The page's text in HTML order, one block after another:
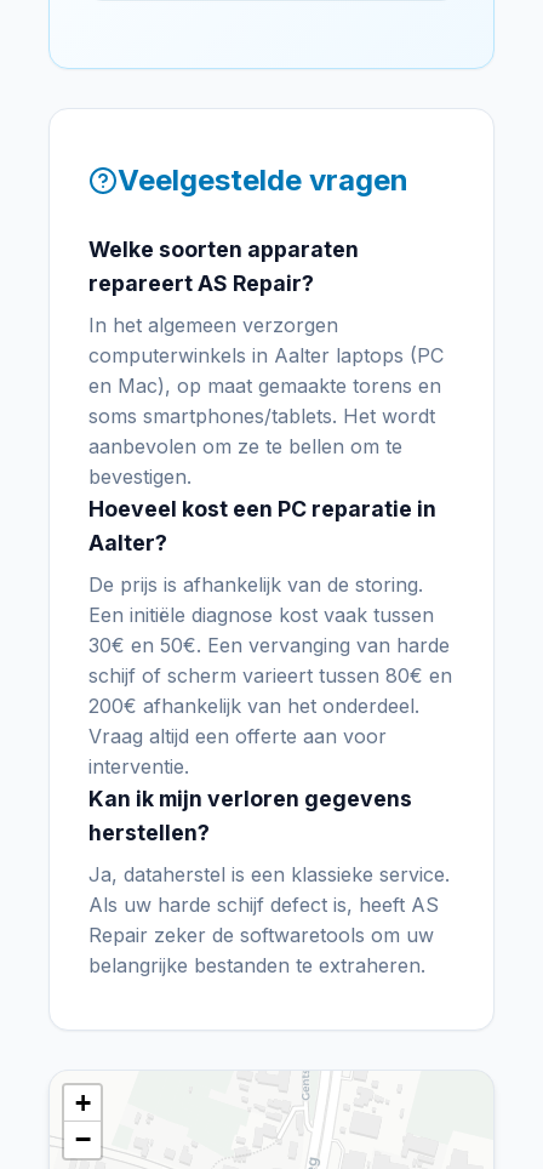
Veelgestelde vragen
Welke soorten apparaten
repareert AS Repair?
In het algemeen verzorgen
computerwinkels in Aalter laptops (PC
en Mac), op maat gemaakte torens en
soms smartphones/tablets. Het wordt
aanbevolen om ze te bellen om te
bevestigen.
Hoeveel kost een PC reparatie in
Aalter?
De prijs is afhankelijk van de storing.
Een initiële diagnose kost vaak tussen
30€ en 50€. Een vervanging van harde
schijf of scherm varieert tussen 80€ en
200€ afhankelijk van het onderdeel.
Vraag altijd een offerte aan voor
interventie.
Kan ik mijn verloren gegevens
herstellen?
Ja, dataherstel is een klassieke service.
Als uw harde schijf defect is, heeft AS
Repair zeker de softwaretools om uw
belangrijke bestanden te extraheren.
+
−